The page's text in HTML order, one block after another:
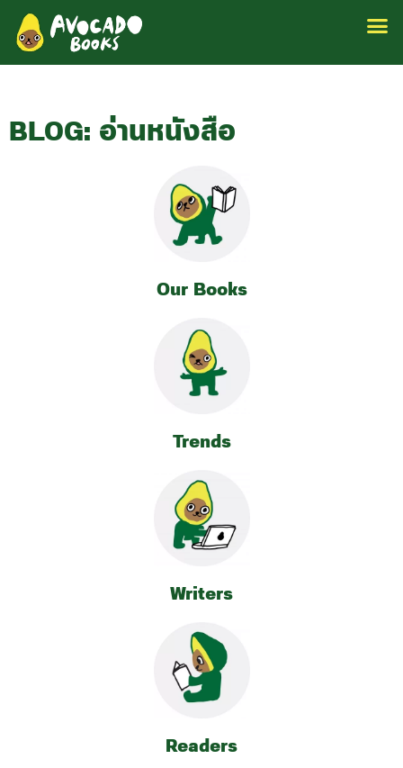
BLOG: อ่านหนังสือ
Our Books
Trends
Writers
Readers